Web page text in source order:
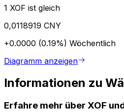
1 XOF ist gleich
0,0118919 CNY
+0.0000 (0.19%) Wöchentlich
Diagramm anzeigen
Informationen zu
Erfahre mehr über XOF